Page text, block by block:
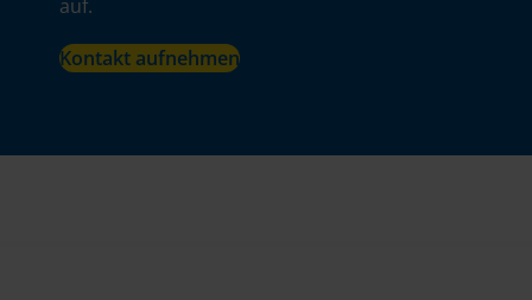
auf.
Kontakt aufnehmen